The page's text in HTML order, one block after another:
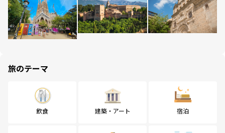
旅のテーマ
飲食 建築・アート 宿泊